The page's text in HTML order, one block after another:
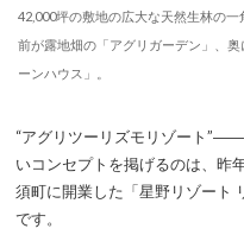
42,000坪の敷地の広大な天然生林の
前が露地畑の「アグリガーデン」、奥
ーンハウス」。
“アグリツーリズモリゾート
いコンセプトを掲げるのは、昨
須町に開業した「星野リゾート
です。